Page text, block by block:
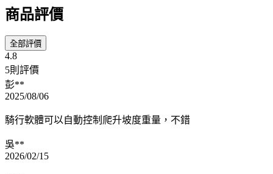
商品評價
全部評價
4.8
5則評價
彭**
2025/08/06
騎行軟體可以自動控制爬升坡度重量，不錯
吳**
2026/02/15